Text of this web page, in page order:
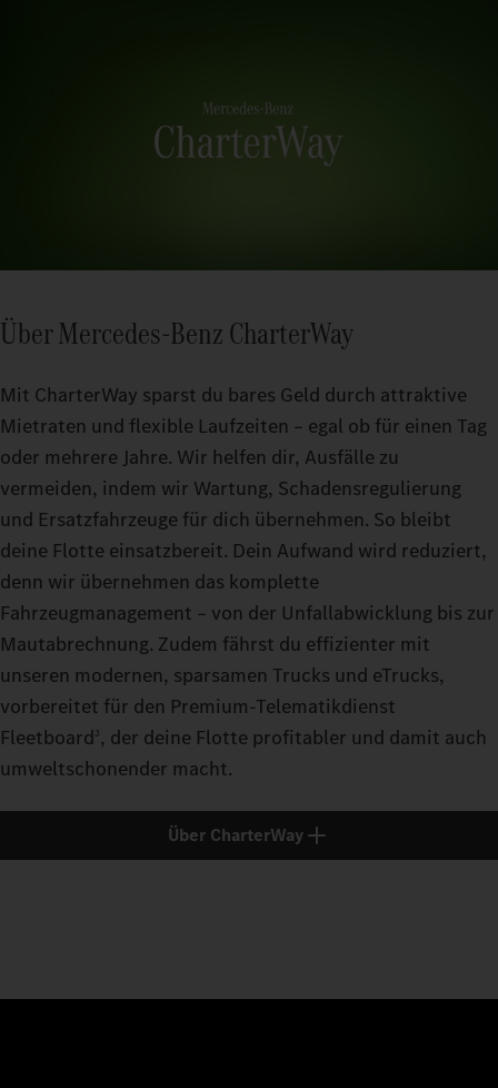
Über Mercedes-Benz CharterWay
Mit CharterWay sparst du bares Geld durch attraktive
Mietraten und flexible Laufzeiten – egal ob für einen Tag
oder mehrere Jahre. Wir helfen dir, Ausfälle zu
vermeiden, indem wir Wartung, Schadensregulierung
und Ersatzfahrzeuge für dich übernehmen. So bleibt
deine Flotte einsatzbereit. Dein Aufwand wird reduziert,
denn wir übernehmen das komplette
Fahrzeugmanagement – von der Unfallabwicklung bis zur
Mautabrechnung. Zudem fährst du effizienter mit
unseren modernen, sparsamen Trucks und eTrucks,
vorbereitet für den Premium-Telematikdienst
Fleetboard3, der deine Flotte profitabler und damit auch
umweltschonender macht.
Über CharterWay